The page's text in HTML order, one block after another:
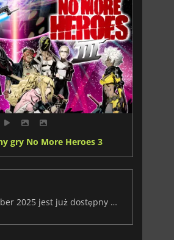
gry No More Heroes 3
Humble Choice November 2025 jest już dostępny z Total War: Warhammer III